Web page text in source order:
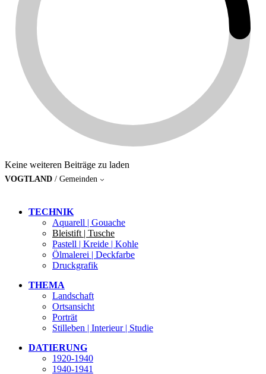
Keine weiteren Beiträge zu laden
VOGTLAND / Gemeinden
TECHNIK
Aquarell | Gouache
Bleistift | Tusche
Pastell | Kreide | Kohle
Ölmalerei | Deckfarbe
Druckgrafik
THEMA
Landschaft
Ortsansicht
Porträt
Stilleben | Interieur | Studie
DATIERUNG
1920-1940
1940-1941